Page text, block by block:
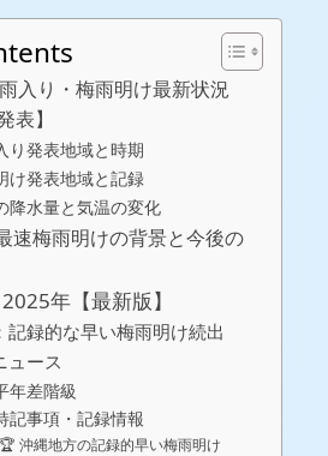
入り・梅雨明け最新状況
表】
り発表地域と時期
け発表地域と記録
降水量と気温の変化
速梅雨明けの背景と今後の
年【最新版】
記録的な早い梅雨明け続出
ュース
年差階級
記事項・記録情報
🏆 沖縄地方の記録的早い梅雨明け